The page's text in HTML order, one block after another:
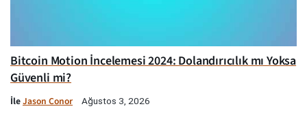
Bitcoin Motion İncelemesi 2024: Dolandırıcılık mı Yoksa
Güvenli mi?
İleJason Conor Ağustos 3, 2026